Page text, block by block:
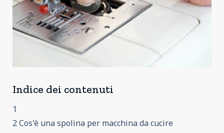
Indice dei contenuti
1
2 Cos'è una spolina per macchina da cucire